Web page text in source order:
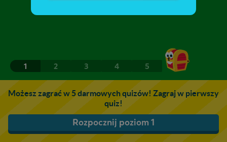
1 2 3 4 5
Możesz zagrać w 5 darmowych quizów! Zagraj w pierwszy
quiz!
Rozpocznij poziom 1